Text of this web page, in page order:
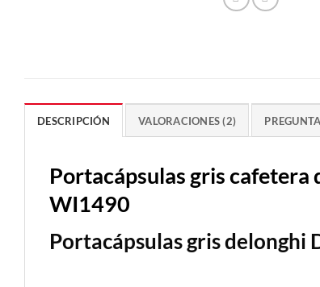
DESCRIPCIÓN VALORACIONES (2)
Portacápsulas gris cafetera
WI1490
Portacápsulas gris delonghi